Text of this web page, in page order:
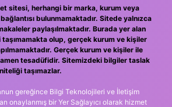
sitesi, herhangi bir marka, kurum veya
bulunmamaktadır. Sitede yalnızca
paylaşılmaktadır. Burada yer alan
olup, gerçek kurum ve kişiler
Gerçek kurum ve kişiler ile
tesadüfidir. Sitemizdeki bilgiler taslak
taşımazlar.
gereğince Bilgi Teknolojileri ve İletişim
onaylanmış bir Yer Sağlayıcı olarak hizmet